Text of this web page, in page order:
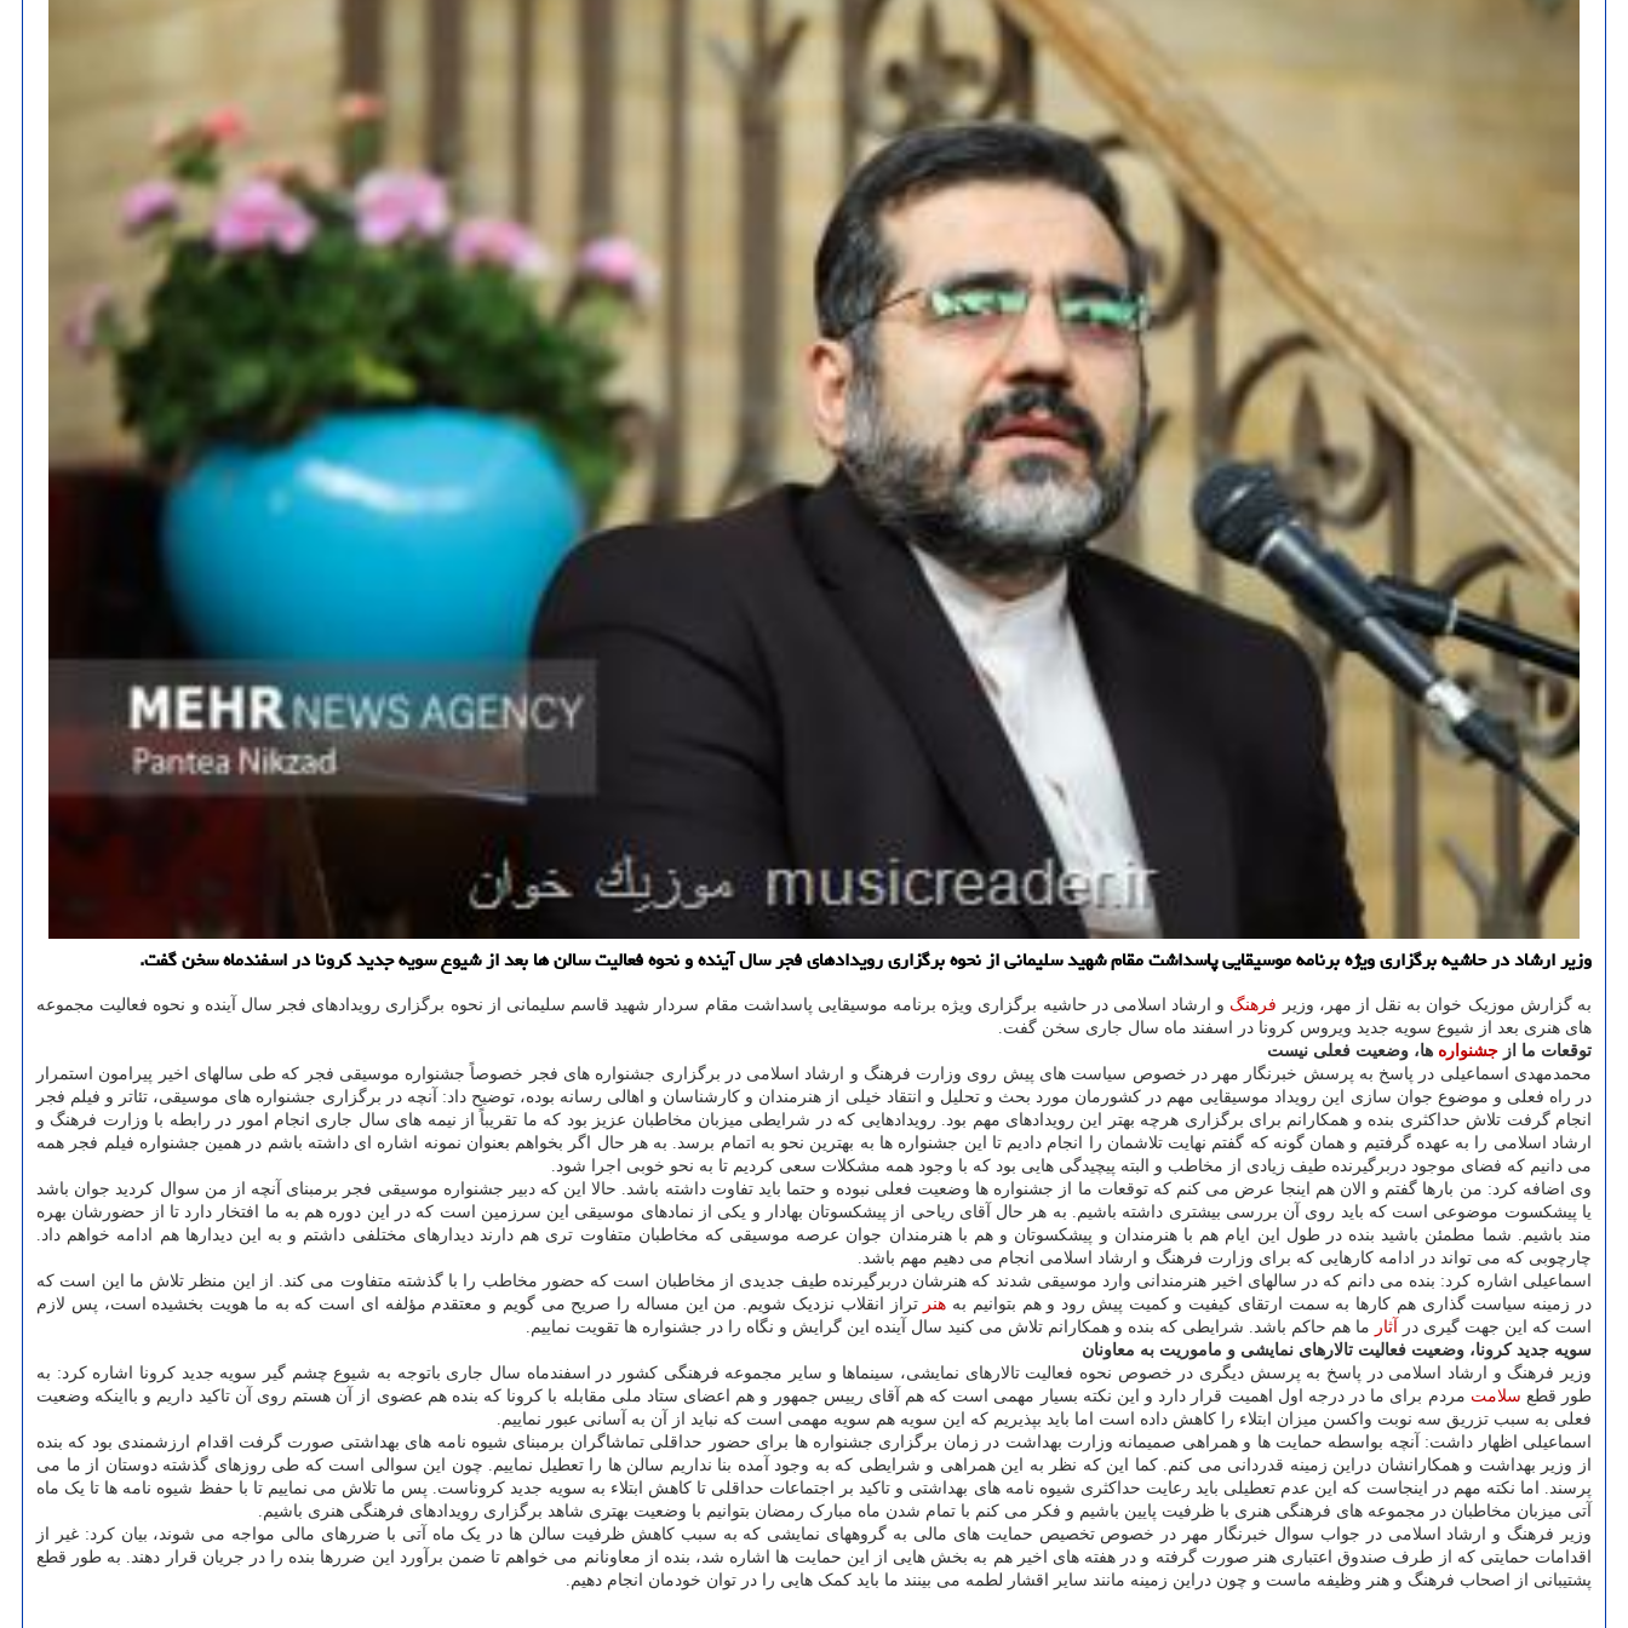
وزیر ارشاد در حاشیه برگزاری ویژه برنامه موسیقایی پاسداشت مقام شهید سلیمانی از نحوه برگزاری رویدادهای فجر سال آینده و نحوه فعالیت سالن ها بعد از شیوع سویه جدید کرونا در اسفندماه سخن گفت.
به گزارش موزیک خوان به نقل از مهر، وزیر فرهنگ و ارشاد اسلامی در حاشیه برگزاری ویژه برنامه موسیقایی پاسداشت مقام سردار شهید قاسم سلیمانی از نحوه برگزاری رویدادهای فجر سال آینده و نحوه فعالیت مجموعه
های هنری بعد از شیوع سویه جدید ویروس کرونا در اسفند ماه سال جاری سخن گفت.
توقعات ما از جشنواره ها، وضعیت فعلی نیست
محمدمهدی اسماعیلی در پاسخ به پرسش خبرنگار مهر در خصوص سیاست های پیش روی وزارت فرهنگ و ارشاد اسلامی در برگزاری جشنواره های فجر خصوصاً جشنواره موسیقی فجر که طی سالهای اخیر پیرامون استمرار
در راه فعلی و موضوع جوان سازی این رویداد موسیقایی مهم در کشورمان مورد بحث و تحلیل و انتقاد خیلی از هنرمندان و کارشناسان و اهالی رسانه بوده، توضیح داد: آنچه در برگزاری جشنواره های موسیقی، تئاتر و فیلم فجر
انجام گرفت تلاش حداکثری بنده و همکارانم برای برگزاری هرچه بهتر این رویدادهای مهم بود. رویدادهایی که در شرایطی میزبان مخاطبان عزیز بود که ما تقریباً از نیمه های سال جاری انجام امور در رابطه با وزارت فرهنگ و
ارشاد اسلامی را به عهده گرفتیم و همان گونه که گفتم نهایت تلاشمان را انجام دادیم تا این جشنواره ها به بهترین نحو به اتمام برسد. به هر حال اگر بخواهم بعنوان نمونه اشاره ای داشته باشم در همین جشنواره فیلم فجر همه
می دانیم که فضای موجود دربرگیرنده طیف زیادی از مخاطب و البته پیچیدگی هایی بود که با وجود همه مشکلات سعی کردیم تا به نحو خوبی اجرا شود.
وی اضافه کرد: من بارها گفتم و الان هم اینجا عرض می کنم که توقعات ما از جشنواره ها وضعیت فعلی نبوده و حتما باید تفاوت داشته باشد. حالا این که دبیر جشنواره موسیقی فجر برمبنای آنچه از من سوال کردید جوان باشد
یا پیشکسوت موضوعی است که باید روی آن بررسی بیشتری داشته باشیم. به هر حال آقای ریاحی از پیشکسوتان بهادار و یکی از نمادهای موسیقی این سرزمین است که در این دوره هم به ما افتخار دارد تا از حضورشان بهره
مند باشیم. شما مطمئن باشید بنده در طول این ایام هم با هنرمندان و پیشکسوتان و هم با هنرمندان جوان عرصه موسیقی که مخاطبان متفاوت تری هم دارند دیدارهای مختلفی داشتم و به این دیدارها هم ادامه خواهم داد.
چارچوبی که می تواند در ادامه کارهایی که برای وزارت فرهنگ و ارشاد اسلامی انجام می دهیم مهم باشد.
اسماعیلی اشاره کرد: بنده می دانم که در سالهای اخیر هنرمندانی وارد موسیقی شدند که هنرشان دربرگیرنده طیف جدیدی از مخاطبان است که حضور مخاطب را با گذشته متفاوت می کند. از این منظر تلاش ما این است که
در زمینه سیاست گذاری هم کارها به سمت ارتقای کیفیت و کمیت پیش رود و هم بتوانیم به هنر تراز انقلاب نزدیک شویم. من این مساله را صریح می گویم و معتقدم مؤلفه ای است که به ما هویت بخشیده است، پس لازم
است که این جهت گیری در آثار ما هم حاکم باشد. شرایطی که بنده و همکارانم تلاش می کنید سال آینده این گرایش و نگاه را در جشنواره ها تقویت نماییم.
سویه جدید کرونا، وضعیت فعالیت تالارهای نمایشی و ماموریت به معاونان
وزیر فرهنگ و ارشاد اسلامی در پاسخ به پرسش دیگری در خصوص نحوه فعالیت تالارهای نمایشی، سینماها و سایر مجموعه فرهنگی کشور در اسفندماه سال جاری باتوجه به شیوع چشم گیر سویه جدید کرونا اشاره کرد: به
طور قطع سلامت مردم برای ما در درجه اول اهمیت قرار دارد و این نکته بسیار مهمی است که هم آقای رییس جمهور و هم اعضای ستاد ملی مقابله با کرونا که بنده هم عضوی از آن هستم روی آن تاکید داریم و بااینکه وضعیت
فعلی به سبب تزریق سه نوبت واکسن میزان ابتلاء را کاهش داده است اما باید بپذیریم که این سویه هم سویه مهمی است که نباید از آن به آسانی عبور نماییم.
اسماعیلی اظهار داشت: آنچه بواسطه حمایت ها و همراهی صمیمانه وزارت بهداشت در زمان برگزاری جشنواره ها برای حضور حداقلی تماشاگران برمبنای شیوه نامه های بهداشتی صورت گرفت اقدام ارزشمندی بود که بنده
از وزیر بهداشت و همکارانشان دراین زمینه قدردانی می کنم. کما این که نظر به این همراهی و شرایطی که به وجود آمده بنا نداریم سالن ها را تعطیل نماییم. چون این سوالی است که طی روزهای گذشته دوستان از ما می
پرسند. اما نکته مهم در اینجاست که این عدم تعطیلی باید رعایت حداکثری شیوه نامه های بهداشتی و تاکید بر اجتماعات حداقلی تا کاهش ابتلاء به سویه جدید کروناست. پس ما تلاش می نماییم تا با حفظ شیوه نامه ها تا یک ماه
آتی میزبان مخاطبان در مجموعه های فرهنگی هنری با ظرفیت پایین باشیم و فکر می کنم با تمام شدن ماه مبارک رمضان بتوانیم با وضعیت بهتری شاهد برگزاری رویدادهای فرهنگی هنری باشیم.
وزیر فرهنگ و ارشاد اسلامی در جواب سوال خبرنگار مهر در خصوص تخصیص حمایت های مالی به گروههای نمایشی که به سبب کاهش ظرفیت سالن ها در یک ماه آتی با ضررهای مالی مواجه می شوند، بیان کرد: غیر از
اقدامات حمایتی که از طرف صندوق اعتباری هنر صورت گرفته و در هفته های اخیر هم به بخش هایی از این حمایت ها اشاره شد، بنده از معاونانم می خواهم تا ضمن برآورد این ضررها بنده را در جریان قرار دهند. به طور قطع
پشتیبانی از اصحاب فرهنگ و هنر وظیفه ماست و چون دراین زمینه مانند سایر اقشار لطمه می بینند ما باید کمک هایی را در توان خودمان انجام دهیم.